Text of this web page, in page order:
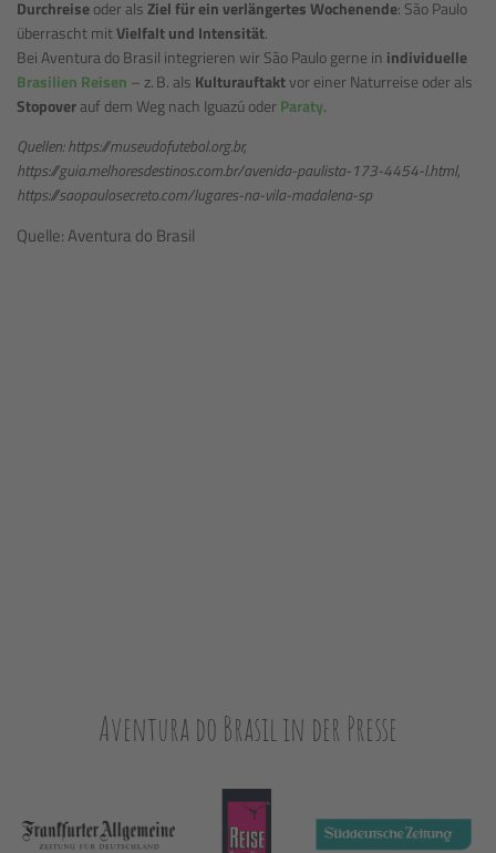
Durchreiseoder alsZiel für ein verlängertes Wochenende: São Paulo
überrascht mitVielfalt und Intensität.
Bei Aventura do Brasil integrieren wir São Paulo gerne in individuelle
Brasilien Reisen – z. B. als Kulturauftaktvor einer Naturreise oder als
Stopoverauf dem Weg nach Iguazú oderParaty.
Quellen: https://museudofutebol.org.br,
https://guia.melhoresdestinos.com.br/avenida-paulista-173-4454-l.html,
https://saopaulosecreto.com/lugares-na-vila-madalena-sp
Quelle: Aventura do Brasil
Aventura do Brasil in der Presse